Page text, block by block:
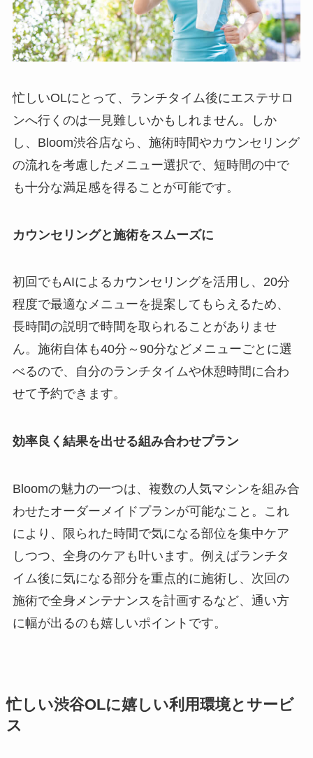
忙しいOLにとって、ランチタイム後にエステサロ
ンへ行くのは一見難しいかもしれません。しか
し、Bloom渋谷店なら、施術時間やカウンセリング
の流れを考慮したメニュー選択で、短時間の中で
も十分な満足感を得ることが可能です。
カウンセリングと施術をスムーズに
初回でもAIによるカウンセリングを活用し、20分
程度で最適なメニューを提案してもらえるため、
長時間の説明で時間を取られることがありませ
ん。施術自体も40分～90分などメニューごとに選
べるので、自分のランチタイムや休憩時間に合わ
せて予約できます。
効率良く結果を出せる組み合わせプラン
Bloomの魅力の一つは、複数の人気マシンを組み合
わせたオーダーメイドプランが可能なこと。これ
により、限られた時間で気になる部位を集中ケア
しつつ、全身のケアも叶います。例えばランチタ
イム後に気になる部分を重点的に施術し、次回の
施術で全身メンテナンスを計画するなど、通い方
に幅が出るのも嬉しいポイントです。
忙しい渋谷OLに嬉しい利用環境とサービ
ス